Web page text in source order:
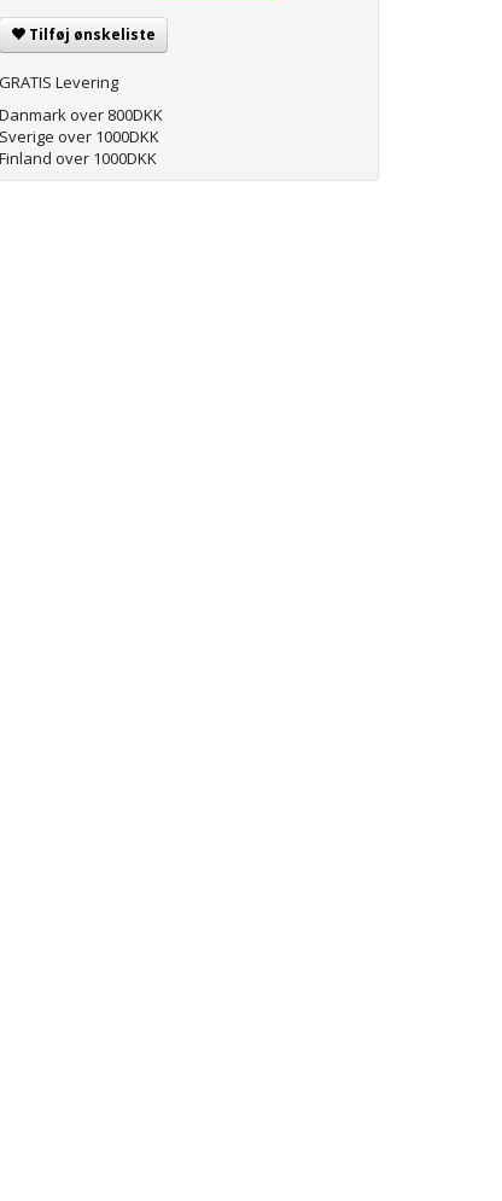
Tilføj ønskeliste
GRATIS Levering
Danmark over 800DKK
Sverige over 1000DKK
Finland over 1000DKK